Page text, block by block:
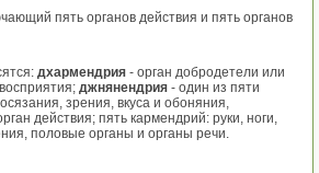
пять органов действия и пять органов
дхармендрия - орган добродетели или
джнянендрия - один из пяти
зрения, вкуса и обоняния,
действия; пять кармендрий: руки, ноги,
половые органы и органы речи.